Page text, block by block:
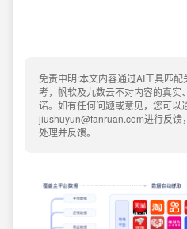
免责申明:本文内容通过AI工具匹
考，帆软及九数云不对内容的真实
诺。如有任何问题或意见，您可以
jiushuyun@fanruan.com进行反馈
处理并反馈。